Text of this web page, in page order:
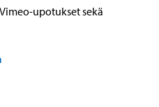
upotukset sekä